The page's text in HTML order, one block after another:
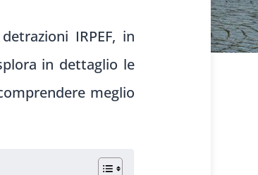
IRPEF, in
in dettaglio le
meglio